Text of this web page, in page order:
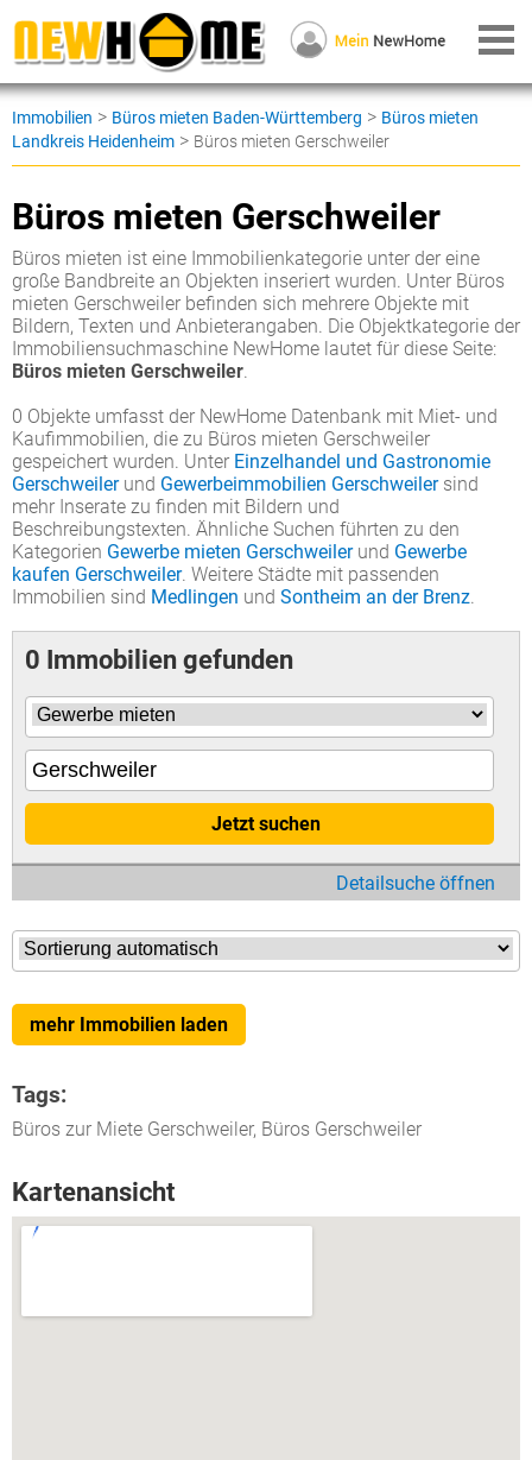
Immobilien > Büros mieten Baden-Württemberg > Büros mieten
Landkreis Heidenheim > Büros mieten Gerschweiler
Büros mieten Gerschweiler
Büros mieten ist eine Immobilienkategorie unter der eine
große Bandbreite an Objekten inseriert wurden. Unter Büros
mieten Gerschweiler befinden sich mehrere Objekte mit
Bildern, Texten und Anbieterangaben. Die Objektkategorie der
Immobiliensuchmaschine NewHome lautet für diese Seite:
Büros mieten Gerschweiler.
0 Objekte umfasst der NewHome Datenbank mit Miet- und
Kaufimmobilien, die zu Büros mieten Gerschweiler
gespeichert wurden. Unter Einzelhandel und Gastronomie
Gerschweilerund Gewerbeimmobilien Gerschweilersind
mehr Inserate zu finden mit Bildern und
Beschreibungstexten. Ähnliche Suchen führten zu den
Kategorien Gewerbe mieten Gerschweilerund Gewerbe
kaufen Gerschweiler. Weitere Städte mit passenden
Immobilien sind Medlingen und Sontheim an der Brenz.
0 Immobilien gefunden
Jetzt suchen
Detailsuche öffnen
mehr Immobilien laden
Tags:
Büros zur Miete Gerschweiler, Büros Gerschweiler
Kartenansicht